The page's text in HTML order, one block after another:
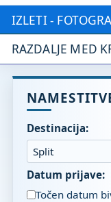
IZLETI -
RAZDALJE MED
Destinacija:
Datum prijave:
Točen datum